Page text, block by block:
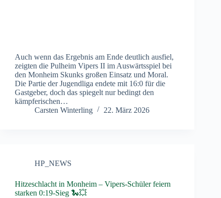
Auch wenn das Ergebnis am Ende deutlich ausfiel,
zeigten die Pulheim Vipers II im Auswärtsspiel bei
den Monheim Skunks großen Einsatz und Moral.
Die Partie der Jugendliga endete mit 16:0 für die
Gastgeber, doch das spiegelt nur bedingt den
kämpferischen…
Carsten Winterling
22. März 2026
HP_NEWS
Hitzeschlacht in Monheim – Vipers-Schüler feiern
starken 0:19-Sieg 🐍💥